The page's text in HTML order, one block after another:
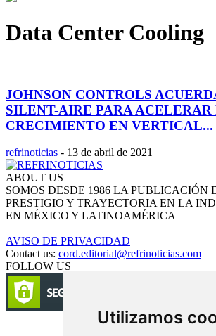
Utilizamos
Data Center Cooling
JOHNSON CONTROLS
SILENT-AIRE PARA ACELERAR
CRECIMIENTO EN VERTICAL...
refrinoticias - 13 de abril de 2021
ABOUT US
SOMOS DESDE 1986 LA PUBLICACIÓN
PRESTIGIO Y TRAYECTORIA EN LA
EN MÉXICO Y LATINOAMÉRICA
AVISO DE PRIVACIDAD
Contact us: cord.editorial@refrinoticias.com
FOLLOW US